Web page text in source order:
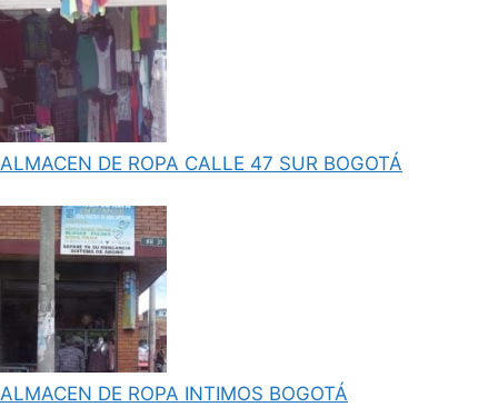
ALMACEN DE ROPA CALLE 47 SUR BOGOTÁ
ALMACEN DE ROPA INTIMOS BOGOTÁ